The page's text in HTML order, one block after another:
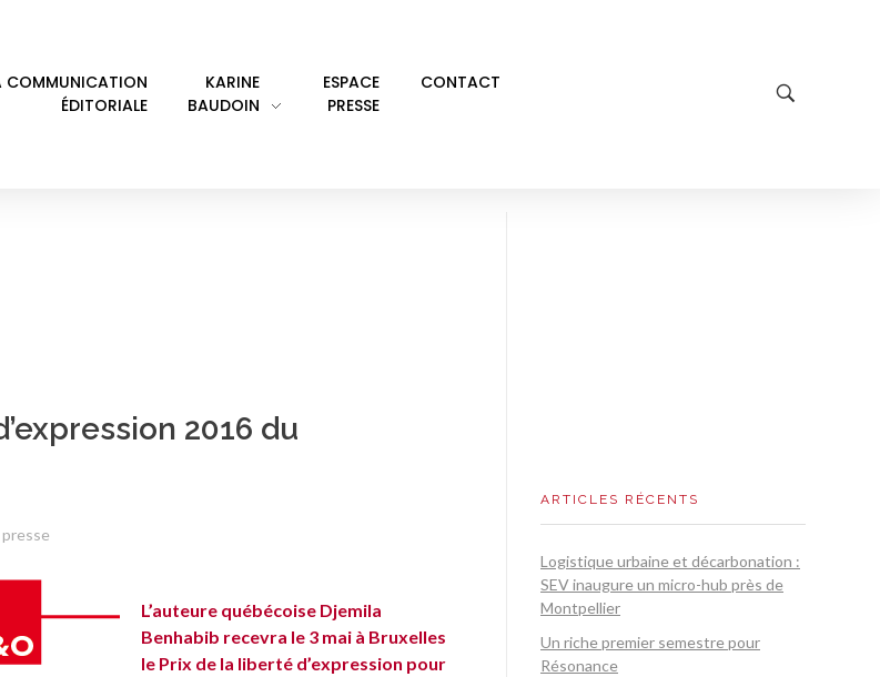
COMMUNICATION
ÉDITORIALE
KARINE
BAUDOIN
ESPACE
PRESSE
CONTACT
DE CONSCIENCE
2016 du
presse
L’auteure québécoise Djemila
Benhabib recevra le 3 mai à Bruxelles
le Prix de la liberté d’expression pour
ARTICLES RÉCENTS
Logistique urbaine et décarbonation :
SEV inaugure un micro-hub près de
Montpellier
Un riche premier semestre pour
Résonance